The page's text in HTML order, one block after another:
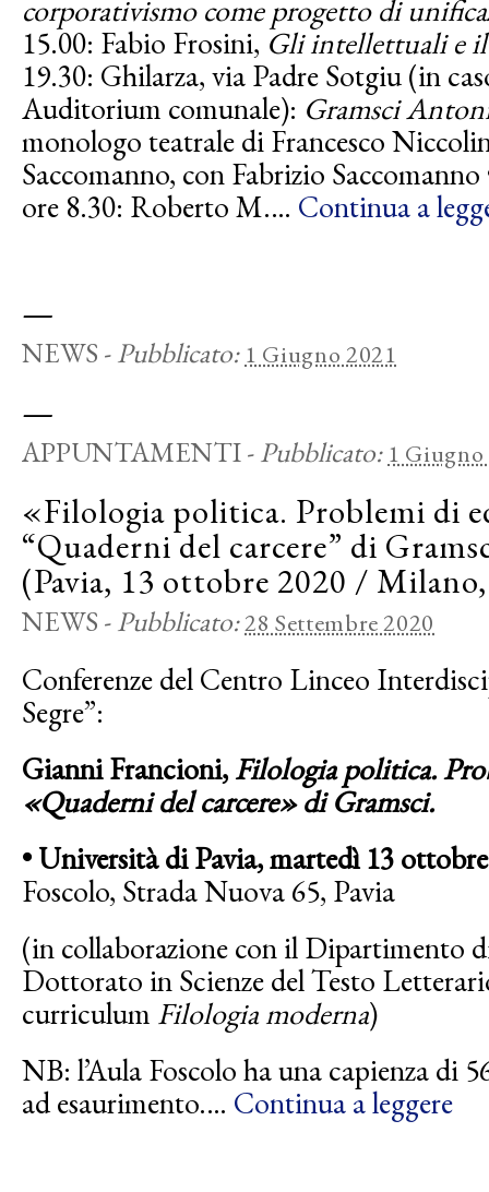
corporativismo come progetto di
15.00: Fabio Frosini, Gli intellettuali e
19.30: Ghilarza, via Padre Sotgiu(in
Auditorium comunale): Gramsci
monologo teatrale di Francesco
Saccomanno, con Fabrizio
ore 8.30: Roberto M.… Continua a
—
NEWS -Pubblicato: 1 Giugno 2021
—
APPUNTAMENTI-Pubblicato: 1
«Filologia politica. Problemi di
“Quaderni del carcere” di
(Pavia, 13 ottobre 2020 /
NEWS -Pubblicato:28 Settembre 2020
Conferenze del Centro Linceo
Segre”:
Gianni Francioni,Filologia politica.
«Quaderni del carcere» di Gramsci.
•Università di Pavia, martedì 13
Foscolo, Strada Nuova 65, Pavia
(in collaborazione con il Dipartimento
Dottorato in Scienze del Testo
curriculum Filologia moderna)
NB: l’Aula Foscolo ha una capienza di
ad esaurimento.… Continua a leggere